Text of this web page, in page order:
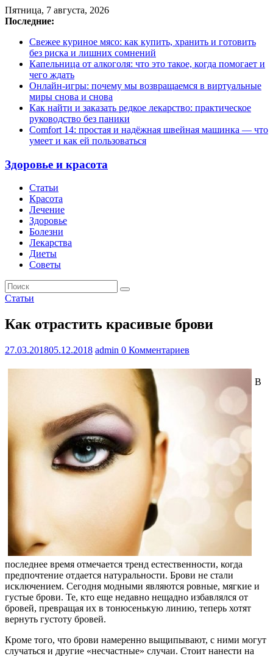
Пятница, 7 августа, 2026
Последние:
Свежее куриное мясо: как купить, хранить и готовить
без риска и лишних сомнений
Капельница от алкоголя: что это такое, когда помогает и
чего ждать
Онлайн-игры: почему мы возвращаемся в виртуальные
миры снова и снова
Как найти и заказать редкое лекарство: практическое
руководство без паники
Comfort 14: простая и надёжная швейная машинка — что
умеет и как ей пользоваться
Здоровье и красота
Статьи
Красота
Лечение
Здоровье
Болезни
Лекарства
Диеты
Советы
Статьи
Как отрастить красивые брови
27.03.201805.12.2018 admin 0 Комментариев
В
последнее время отмечается тренд естественности, когда
предпочтение отдается натуральности. Брови не стали
исключением. Сегодня модными являются ровные, мягкие и
густые брови. Те, кто еще недавно нещадно избавлялся от
бровей, превращая их в тонюсенькую линию, теперь хотят
вернуть густоту бровей.
Кроме того, что брови намеренно выщипывают, с ними могут
случаться и другие «несчастные» случаи. Стоит нанести на